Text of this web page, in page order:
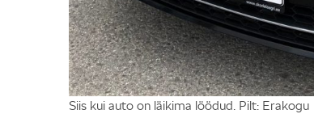
Siis kui auto on läikima löödud. Pilt: Erakogu